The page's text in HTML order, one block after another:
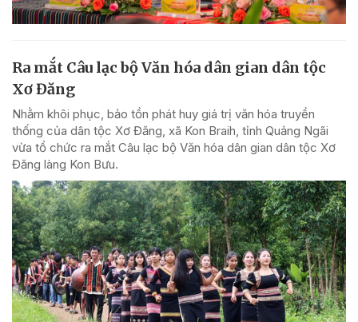
Ra mắt Câu lạc bộ Văn hóa dân gian dân tộc
Xơ Đăng
Nhằm khôi phục, bảo tồn phát huy giá trị văn hóa truyền
thống của dân tộc Xơ Đăng, xã Kon Braih, tỉnh Quảng Ngãi
vừa tổ chức ra mắt Câu lạc bộ Văn hóa dân gian dân tộc Xơ
Đăng làng Kon Bưu.